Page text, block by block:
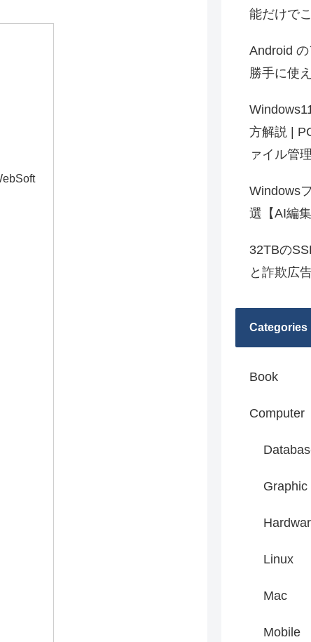
能だけで
Android の
勝手に使
方解説 |
ァイル管理
Windows
選【AI編
32TBの
と詐欺広
Categories
Book
Computer
Graphic
Linux
Mac
Mobile